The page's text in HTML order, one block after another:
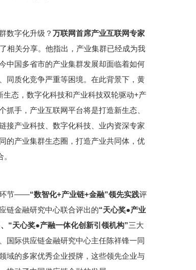
数字化升级？ 万联网首席产业互联网专家
相关分享。他指出，产业集群已经成为我
中国多省市的产业集群发展却面临着如何
同质化竞争严重等困境。在此背景下，黄
态，数字化科技和产业科技双轮驱动+产
抓手，产业互联网平台将是打造新生态、
接产业科技、数字化科技、业内资深专家
的产业集群生态圈，打造产业共同体，优
环节——“数智化+产业链+金融”领先实践评
链金融研究中心联合评出的“天心奖●产业
“天心奖●产融一体化创新引领机构”三大
国际供应链金融研究中心主任陈祥锋一同
域的多家优秀企业授牌，这些领先企业与